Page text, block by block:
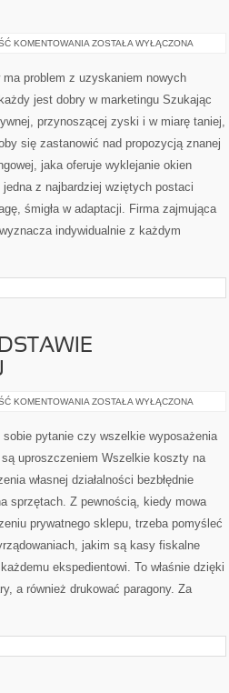
KOMENTOWANIA BARDZO
JAKIE
MAJĄ
SKLEP
ZOSTAŁA WYŁĄCZONA
ma problem z uzyskaniem nowych
jest dobry w marketingu Szukając
przynoszącej zyski i w miarę taniej,
się zastanowić nad propozycją znanej
jaka oferuje wyklejanie okien
jedna z najbardziej wziętych postaci
śmigła w adaptacji. Firma zajmująca
indywidualnie z każdym
KOMENTOWANIA WSZELKIE
PODSTAWIE
PROWADZENIA
ZOSTAŁA WYŁĄCZONA
sobie pytanie czy wszelkie wyposażenia
uproszczeniem Wszelkie koszty na
własnej działalności bezbłędnie
sprzętach. Z pewnością, kiedy mowa
prywatnego sklepu, trzeba pomyśleć
jakim są kasy fiskalne
ekspedientowi. To właśnie dzięki
a również drukować paragony. Za